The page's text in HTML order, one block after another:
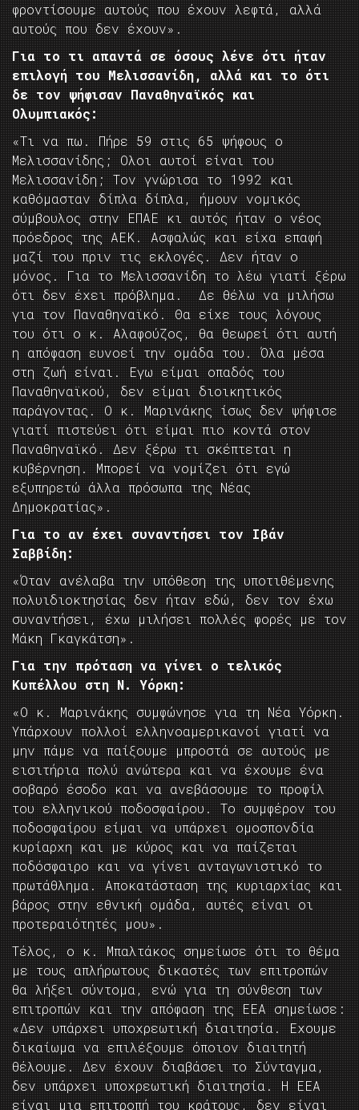
φροντίσουμε αυτούς που έχουν λεφτά, αλλά
αυτούς που δεν έχουν».
Για το τι απαντά σε όσους λένε ότι ήταν
επιλογή του Μελισσανίδη, αλλά και το ότι
δε τον ψήφισαν Παναθηναϊκός και
Ολυμπιακός:
«Τι να πω. Πήρε 59 στις 65 ψήφους ο
Μελισσανίδης; Ολοι αυτοί είναι του
Μελισσανίδη; Τον γνώρισα το 1992 και
καθόμασταν δίπλα δίπλα, ήμουν νομικός
σύμβουλος στην ΕΠΑΕ κι αυτός ήταν ο νέος
πρόεδρος της ΑΕΚ. Ασφαλώς και είχα επαφή
μαζί του πριν τις εκλογές. Δεν ήταν ο
μόνος. Για το Μελισσανίδη το λέω γιατί ξέρω
ότι δεν έχει πρόβλημα. Δε θέλω να μιλήσω
για τον Παναθηναϊκό. Θα είχε τους λόγους
του ότι ο κ. Αλαφούζος, θα θεωρεί ότι αυτή
η απόφαση ευνοεί την ομάδα του. Όλα μέσα
στη ζωή είναι. Εγω είμαι οπαδός του
Παναθηναϊκού, δεν είμαι διοικητικός
παράγοντας. Ο κ. Μαρινάκης ίσως δεν ψήφισε
γιατί πιστεύει ότι είμαι πιο κοντά στον
Παναθηναϊκό. Δεν ξέρω τι σκέπτεται η
κυβέρνηση. Μπορεί να νομίζει ότι εγώ
εξυπηρετώ άλλα πρόσωπα της Νέας
Δημοκρατίας».
Για το αν έχει συναντήσει τον Ιβάν
Σαββίδη:
«Όταν ανέλαβα την υπόθεση της υποτιθέμενης
πολυιδιοκτησίας δεν ήταν εδώ, δεν τον έχω
συναντήσει, έχω μιλήσει πολλές φορές με τον
Μάκη Γκαγκάτση».
Για την πρόταση να γίνει ο τελικός
Κυπέλλου στη Ν. Υόρκη:
«Ο κ. Μαρινάκης συμφώνησε για τη Νέα Υόρκη.
Υπάρχουν πολλοί ελληνοαμερικανοί γιατί να
μην πάμε να παίξουμε μπροστά σε αυτούς με
εισιτήρια πολύ ανώτερα και να έχουμε ένα
σοβαρό έσοδο και να ανεβάσουμε το προφίλ
του ελληνικού ποδοσφαίρου. Το συμφέρον του
ποδοσφαίρου είμαι να υπάρχει ομοσπονδία
κυρίαρχη και με κύρος και να παίζεται
ποδόσφαιρο και να γίνει ανταγωνιστικό το
πρωτάθλημα. Αποκατάσταση της κυριαρχίας και
βάρος στην εθνική ομάδα, αυτές είναι οι
προτεραιότητές μου».
Τέλος, ο κ. Μπαλτάκος σημείωσε ότι το θέμα
με τους απλήρωτους δικαστές των επιτροπών
θα λήξει σύντομα, ενώ για τη σύνθεση των
επιτροπών και την απόφαση της ΕΕΑ σημείωσε:
«Δεν υπάρχει υποχρεωτική διαιτησία. Εχουμε
δικαίωμα να επιλέξουμε όποιον διαιτητή
θέλουμε. Δεν έχουν διαβάσει το Σύνταγμα,
δεν υπάρχει υποχρεωτική διαιτησία. Η ΕΕΑ
είναι μια επιτροπή του κράτους, δεν είναι